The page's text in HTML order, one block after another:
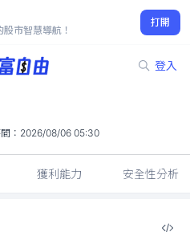
市智慧導航！
打開
登入
： 2026/08/06 05:30
獲利能力 安全性分析